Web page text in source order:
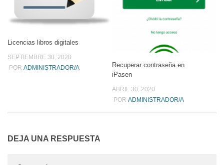
Licencias libros digitales
SEPTIEMBRE 30, 2020
POR ADMINISTRADOR/A
Recuperar contraseña en
iPasen
ABRIL 30, 2020
POR ADMINISTRADOR/A
DEJA UNA RESPUESTA